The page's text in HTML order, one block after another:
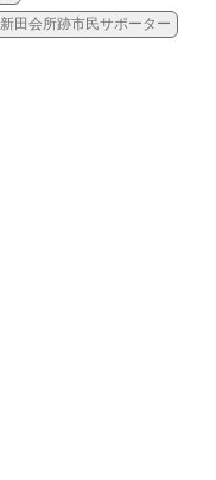
田会所跡市民サポーター